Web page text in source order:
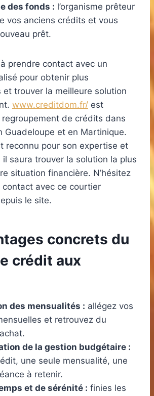
des fonds : l’organisme prêteur
vos anciens crédits et vous
prêt.
à prendre contact avec un
pour obtenir plus
et trouver la meilleure solution
www.creditdom.fr/ est
de crédits dans
Guadeloupe et en Martinique.
reconnu pour son expertise et
saura trouver la solution la plus
situation financière. N’hésitez
contact avec ce courtier
le site.
concrets du
crédit aux
des mensualités : allégez vos
et retrouvez du
de la gestion budgétaire :
une seule mensualité, une
à retenir.
et de sérénité : finies les